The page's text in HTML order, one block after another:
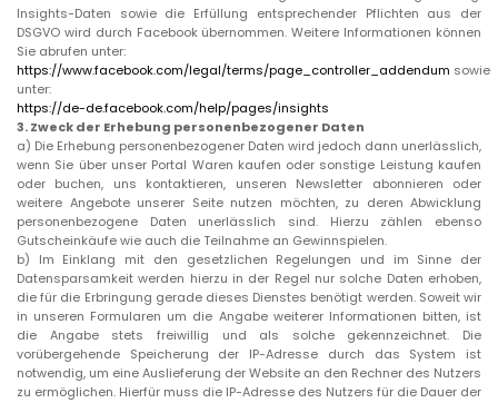
Insights-Daten sowie die Erfüllung entsprechender Pflichten aus der
DSGVO wird durch Facebook übernommen. Weitere Informationen können
Sie abrufen unter:
https://www.facebook.com/legal/terms/page_controller_addendum sowie
unter:
https://de-de.facebook.com/help/pages/insights
3. Zweck der Erhebung personenbezogener Daten
a) Die Erhebung personenbezogener Daten wird jedoch dann unerlässlich,
wenn Sie über unser Portal Waren kaufen oder sonstige Leistung kaufen
oder buchen, uns kontaktieren, unseren Newsletter abonnieren oder
weitere Angebote unserer Seite nutzen möchten, zu deren Abwicklung
personenbezogene Daten unerlässlich sind. Hierzu zählen ebenso
Gutscheinkäufe wie auch die Teilnahme an Gewinnspielen.
b)
Im Einklang mit den gesetzlichen Regelungen und im Sinne der
Datensparsamkeit werden hierzu in der Regel nur solche Daten erhoben,
die für die Erbringung gerade dieses Dienstes benötigt werden. Soweit wir
in unseren Formularen um die Angabe weiterer Informationen bitten, ist
die Angabe stets freiwillig und als solche gekennzeichnet. Die
vorübergehende Speicherung der IP-Adresse durch das System ist
notwendig, um eine Auslieferung der Website an den Rechner des Nutzers
zu ermöglichen. Hierfür muss die IP-Adresse des Nutzers für die Dauer der